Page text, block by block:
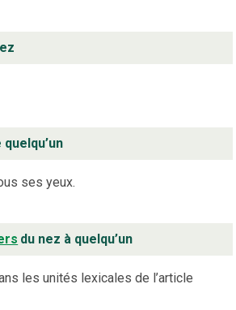
ses yeux.
du nez à quelqu’un
les unités lexicales de l’article